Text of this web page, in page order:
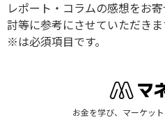
レポート・コラムの感想をお
討等に参考にさせていただきま
※は必須項目です。
お金を学び、マーケッ